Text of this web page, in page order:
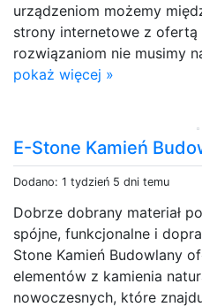
urządzeniom możemy
strony internetowe z
rozwiązaniom nie musimy
pokaż więcej »
E-Stone Kamień
Dodano: 1 tydzień 5 dni temu
Dobrze dobrany materiał
spójne, funkcjonalne i
Stone Kamień Budowlany
elementów z kamienia
nowoczesnych, które